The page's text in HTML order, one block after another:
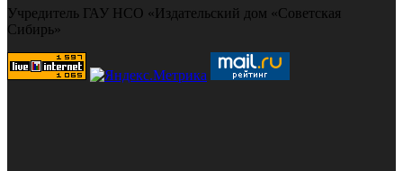
Учредитель ГАУ НСО «Издательский дом «Советская
Сибирь»